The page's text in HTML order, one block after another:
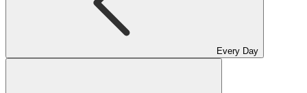
Every Day